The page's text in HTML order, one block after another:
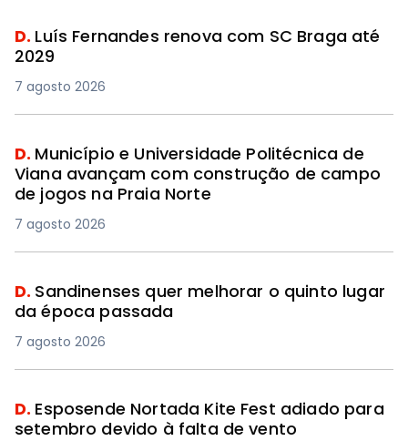
D. Luís Fernandes renova com SC Braga até
2029
7 agosto 2026
D. Município e Universidade Politécnica de
Viana avançam com construção de campo
de jogos na Praia Norte
7 agosto 2026
D. Sandinenses quer melhorar o quinto lugar
da época passada
7 agosto 2026
D. Esposende Nortada Kite Fest adiado para
setembro devido à falta de vento